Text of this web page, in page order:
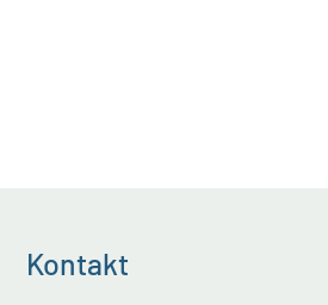
Kontakt